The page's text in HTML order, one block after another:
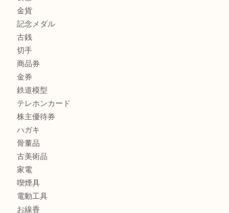
FENDI
フィギュア
全て
貴金属
宝石
金製品
銀製品
財布
バッグ
ブランド
時計
カメラ
食器
金貨